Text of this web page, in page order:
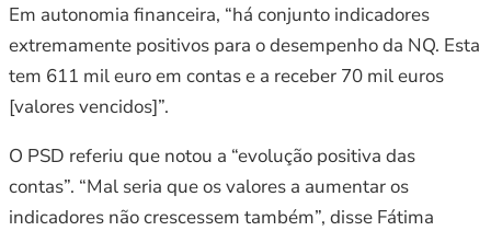
Em autonomia financeira, “há conjunto indicadores
extremamente positivos para o desempenho da NQ. Esta
tem 611 mil euro em contas e a receber 70 mil euros
[valores vencidos]”.
O PSD referiu que notou a “evolução positiva das
contas”. “Mal seria que os valores a aumentar os
indicadores não crescessem também”, disse Fátima